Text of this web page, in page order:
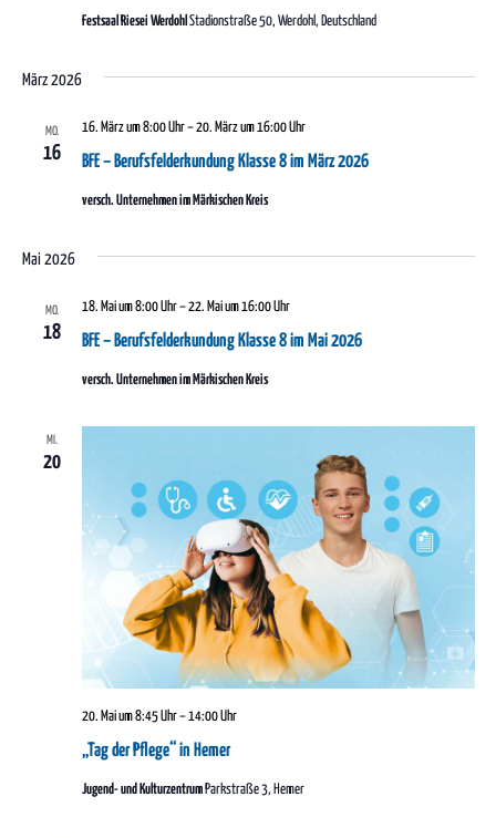
Festsaal Riesei Werdohl Stadionstraße 50, Werdohl, Deutschland
März 2026
MO.
16 BFE – Berufsfelderkundung Klasse 8 im März 2026
16. März um 8:00 Uhr–20. März um 16:00 Uhr
versch. Unternehmen im Märkischen Kreis
Mai 2026
MO.
18 BFE – Berufsfelderkundung Klasse 8 im Mai 2026
18. Mai um 8:00 Uhr–22. Mai um 16:00 Uhr
versch. Unternehmen im Märkischen Kreis
MI.
20
„Tag der Pflege“ in Hemer
20. Mai um 8:45 Uhr–14:00 Uhr
Jugend- und KulturzentrumParkstraße 3, Hemer